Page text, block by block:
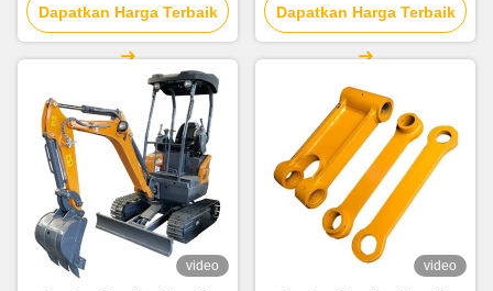
untuk pesta dekoratif Natal
Dapatkan Harga Terbaik
untuk pesta dekoratif Natal
Dapatkan Harga Terbaik
video video